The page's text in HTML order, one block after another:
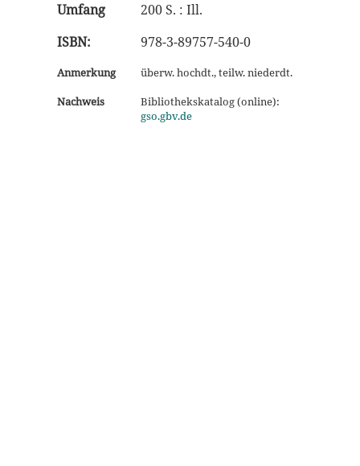
Umfang
200 S. : Ill.
ISBN:
978-3-89757-540-0
Anmerkung
überw. hochdt., teilw. niederdt.
Nachweis
Bibliothekskatalog (online):
gso.gbv.de